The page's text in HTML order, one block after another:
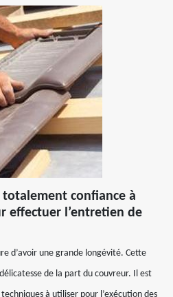
confiance à
effectuer l’entretien de
d’avoir une grande longévité. Cette
de la part du couvreur. Il est
à utiliser pour l’exécution des